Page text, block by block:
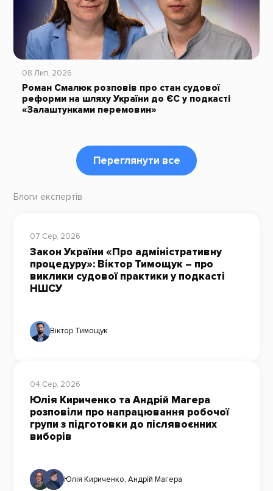
08 Лип, 2026
Роман Смалюк розповів про стан судової
реформи на шляху України до ЄС у подкасті
«Залаштунками перемовин»
Переглянути все
Блоги експертів
07 Сер, 2026
Закон України «Про адміністративну
процедуру»: Віктор Тимощук – про
виклики судової практики у подкасті
НШСУ
Віктор Тимощук
04 Сер, 2026
Юлія Кириченко та Андрій Магера
розповіли про напрацювання робочої
групи з підготовки до післявоєнних
виборів
Юлія Кириченко, Андрій Магера